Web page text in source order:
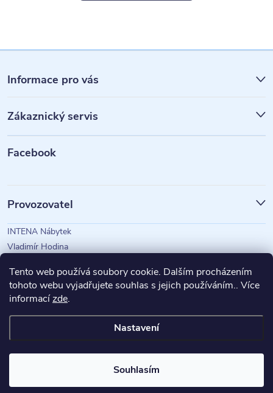
Tento web používá soubory cookie. Dalším procházením
tohoto webu vyjadřujete souhlas s jejich používáním.. Více
informacízde.
Nastavení
Souhlasím
á
p
a
Informace pro vás
Zákaznický servis
Facebook
Provozovatel
INTENA Nábytek
Vladimír Hodina
Copyright 2026INTENA Nábytek. Všechna práva vyhrazena.